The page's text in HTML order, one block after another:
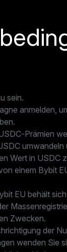
sein.
anmelden,
Prämien
Wert in USDC
einem Bybit
EU behält
Zwecken.
der
wenden Sie